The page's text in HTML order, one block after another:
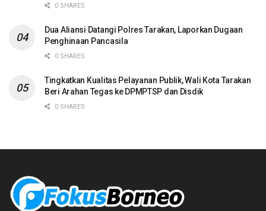
0 SHARES
Dua Aliansi Datangi Polres Tarakan, Laporkan Dugaan
Penghinaan Pancasila
0 SHARES
Tingkatkan Kualitas Pelayanan Publik, Wali Kota Tarakan
Beri Arahan Tegas ke DPMPTSP dan Disdik
0 SHARES